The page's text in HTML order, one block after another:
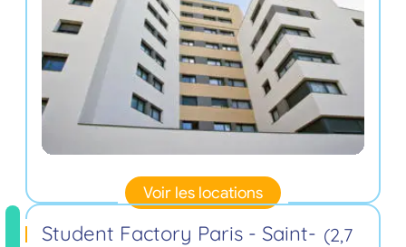
Voir les locations
Student Factory Paris - Saint- (2,7